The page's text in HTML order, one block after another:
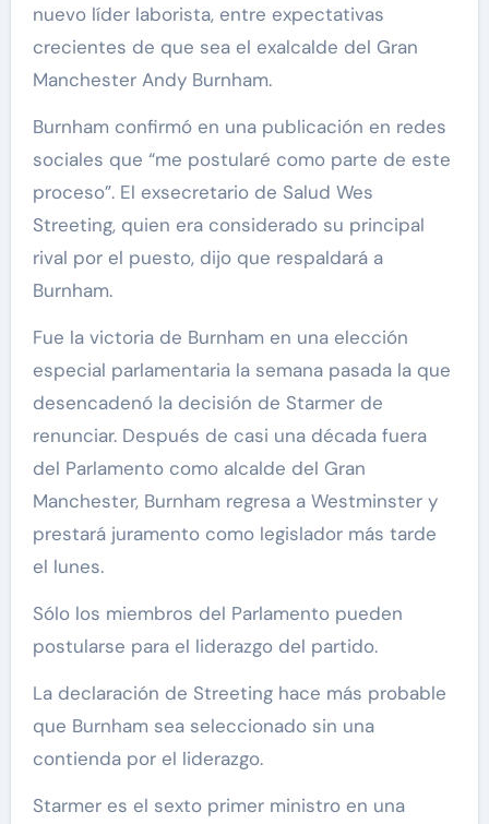
nuevo líder laborista, entre expectativas
crecientes de que sea el exalcalde del Gran
Manchester Andy Burnham.
Burnham confirmó en una publicación en redes
sociales que “me postularé como parte de este
proceso”. El exsecretario de Salud Wes
Streeting, quien era considerado su principal
rival por el puesto, dijo que respaldará a
Burnham.
Fue la victoria de Burnham en una elección
especial parlamentaria la semana pasada la que
desencadenó la decisión de Starmer de
renunciar. Después de casi una década fuera
del Parlamento como alcalde del Gran
Manchester, Burnham regresa a Westminster y
prestará juramento como legislador más tarde
el lunes.
Sólo los miembros del Parlamento pueden
postularse para el liderazgo del partido.
La declaración de Streeting hace más probable
que Burnham sea seleccionado sin una
contienda por el liderazgo.
Starmer es el sexto primer ministro en una